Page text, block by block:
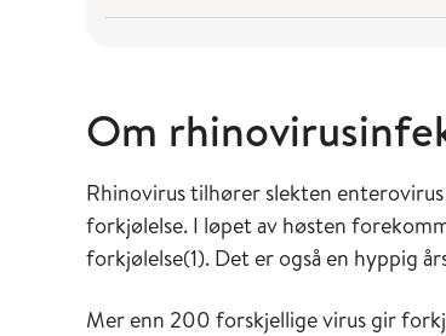
Om
Rhinovirus tilhører slekten
forkjølelse. I løpet av høsten
forkjølelse(1). Det er også en hyppig
Mer enn 200 forskjellige virus gir